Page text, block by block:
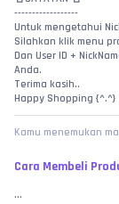
------------------
Untuk mengetahui
Silahkan klik menu
Dan User ID +
Anda.
Terima kasih..
Happy Shopping {^.^}
Kamu menemukan
Cara Membeli
...